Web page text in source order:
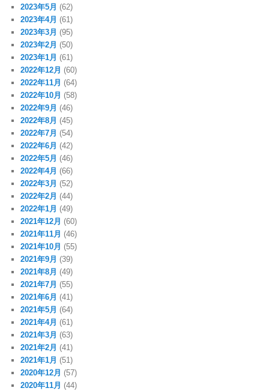
2023年5月 (62)
2023年4月 (61)
2023年3月 (95)
2023年2月 (50)
2023年1月 (61)
2022年12月 (60)
2022年11月 (64)
2022年10月 (58)
2022年9月 (46)
2022年8月 (45)
2022年7月 (54)
2022年6月 (42)
2022年5月 (46)
2022年4月 (66)
2022年3月 (52)
2022年2月 (44)
2022年1月 (49)
2021年12月 (60)
2021年11月 (46)
2021年10月 (55)
2021年9月 (39)
2021年8月 (49)
2021年7月 (55)
2021年6月 (41)
2021年5月 (64)
2021年4月 (61)
2021年3月 (63)
2021年2月 (41)
2021年1月 (51)
2020年12月 (57)
2020年11月 (44)